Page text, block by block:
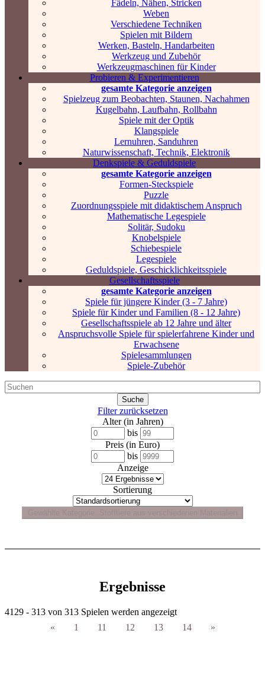
Fädeln, Nähen, Stricken
Weben
Verschiedene Techniken
Spielen mit Bildern
Werken, Basteln, Handarbeiten
Werkzeug und Zubehör
Werkzeugmaschinen für Kinder
Probieren & Experimentieren
gesamte Kategorie anzeigen
Spielzeug zum Beobachten, Staunen, Nachahmen
Kugelbahn, Laufbahn, Rollbahn
Spiele mit der Optik
Klangspiele
Lernuhren, Sanduhren
Naturwissenschaft, Technik, Elektronik
Denkspiele & Geduldspiele
gesamte Kategorie anzeigen
Formen-Steckspiele
Puzzle
Zuordnungsspiele mit didaktischem Anspruch
Mathematische Legespiele
Solitär, Sudoku
Knobelspiele
Schiebespiele
Legespiele
Geduldspiele, Geschicklichkeitsspiele
Gesellschaftsspiele
gesamte Kategorie anzeigen
Spiele für jüngere Kinder (3 - 7 Jahre)
Spiele für Kinder und Familien (8 - 12 Jahre)
Gesellschaftsspiele ab 12 Jahre und älter
Anspruchsvolle Spiele für spielerfahrene Kinder und
Erwachsene
Spielesammlungen
Spiele-Zubehör
Filter zurücksetzen
Alter (in Jahren)
bis
Preis (in Euro)
bis
Anzeige
Sortierung
Ergebnisse
4129 - 313 von 313 Spielen werden angezeigt
«
1 11 12 13 14 »